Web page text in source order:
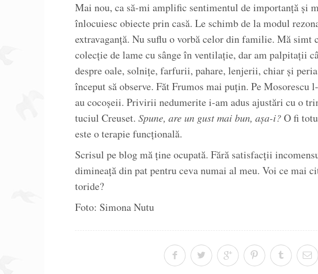
Mai nou, ca să-mi amplific sentimentul de importanță și
înlocuiesc obiecte prin casă. Le schimb de la modul
extravaganță. Nu suflu o vorbă celor din familie. Mă simt
colecție de lame cu sânge în ventilație, dar am palpitații
despre oale, solnițe, farfurii, pahare, lenjerii, chiar și
început să observe. Făt Frumos mai puțin. Pe Mosorescu
au cocoșeii. Privirii nedumerite i-am adus ajustări cu o
tuciul Creuset. Spune, are un gust mai bun, așa-i?O fi
este o terapie funcțională.
Scrisul pe blog mă ține ocupată. Fără satisfacții
dimineață din pat pentru ceva numai al meu. Voi ce mai
toride?
Foto: Simona Nutu